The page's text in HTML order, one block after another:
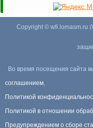
Copyright © wfi.lomasm.ru
Во время посещения сайта
соглашением
Политикой
Политикой в отношении
Предупреждением о сборе